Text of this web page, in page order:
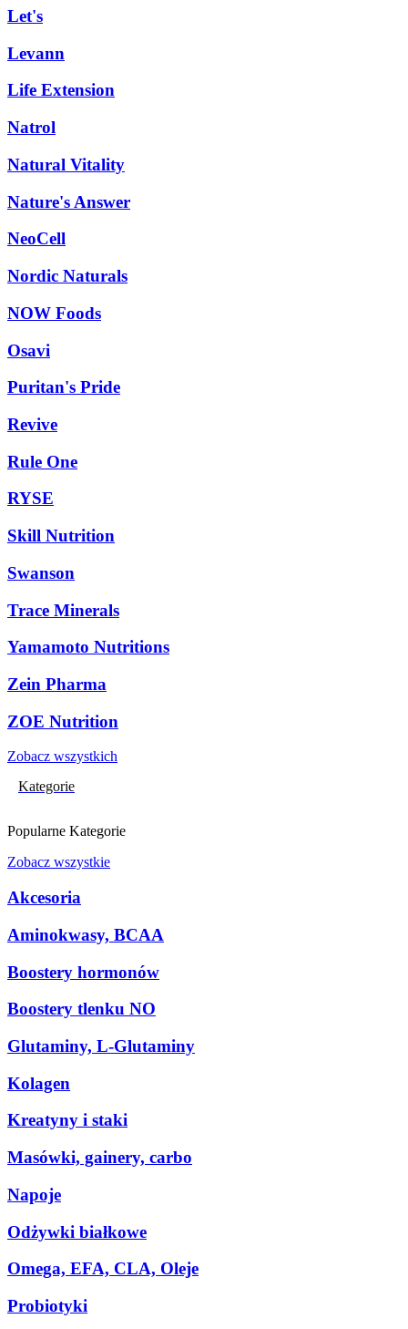
Let's
Levann
Life Extension
Natrol
Natural Vitality
Nature's Answer
NeoCell
Nordic Naturals
NOW Foods
Osavi
Puritan's Pride
Revive
Rule One
RYSE
Skill Nutrition
Swanson
Trace Minerals
Yamamoto Nutritions
Zein Pharma
ZOE Nutrition
Zobacz wszystkich
Kategorie
Popularne Kategorie
Zobacz wszystkie
Akcesoria
Aminokwasy, BCAA
Boostery hormonów
Boostery tlenku NO
Glutaminy, L-Glutaminy
Kolagen
Kreatyny i staki
Masówki, gainery, carbo
Napoje
Odżywki białkowe
Omega, EFA, CLA, Oleje
Probiotyki